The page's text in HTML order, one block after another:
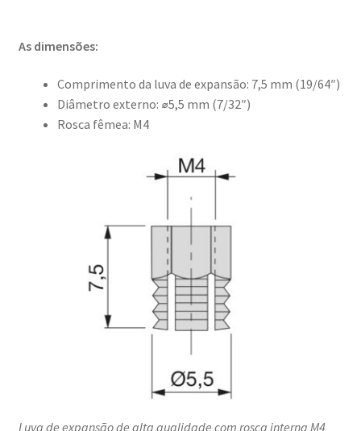
As dimensões:
Comprimento da luva de expansão: 7,5 mm (19/64″)
Diâmetro externo: ⌀5,5 mm (7/32″)
Rosca fêmea: M4
Luva de expansão de alta qualidade com rosca interna M4